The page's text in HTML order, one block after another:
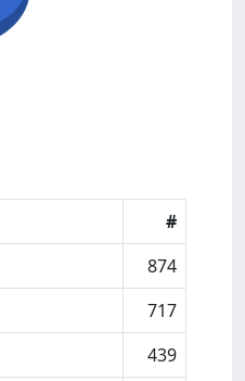
#
874
717
439